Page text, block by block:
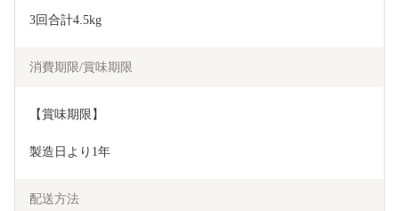
3回合計4.5kg
消費期限/賞味期限
【賞味期限】
製造日より1年
配送方法